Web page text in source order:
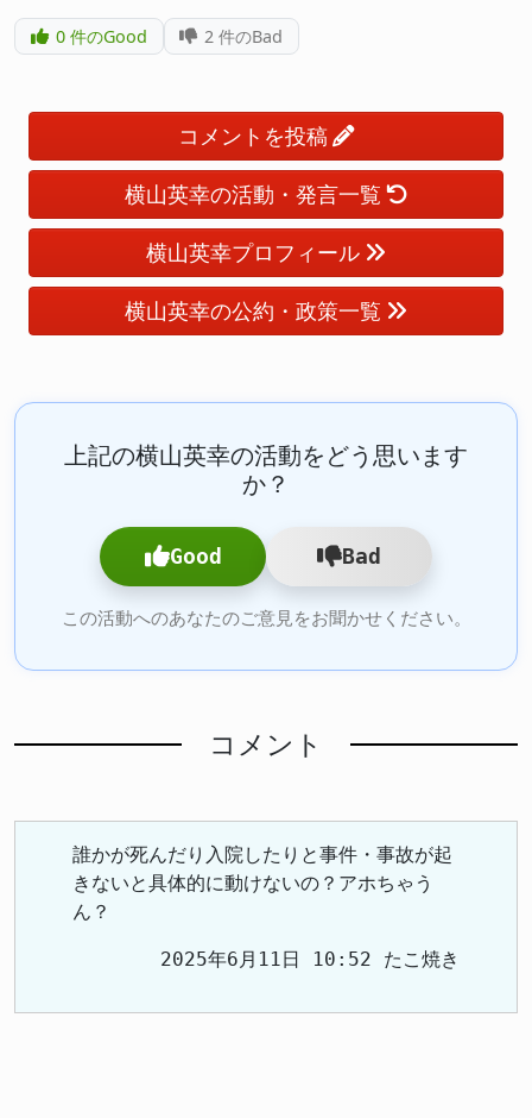
0件のGood 2 件のBad
コメントを投稿
横山英幸の活動・発言一覧
横山英幸プロフィール
横山英幸の公約・政策一覧
上記の横山英幸の活動をどう思います
か？
Good Bad
この活動へのあなたのご意見をお聞かせください。
コメント
誰かが死んだり入院したりと事件・事故が起
きないと具体的に動けないの？アホちゃう
ん？
2025年6月11日 10:52 たこ焼き